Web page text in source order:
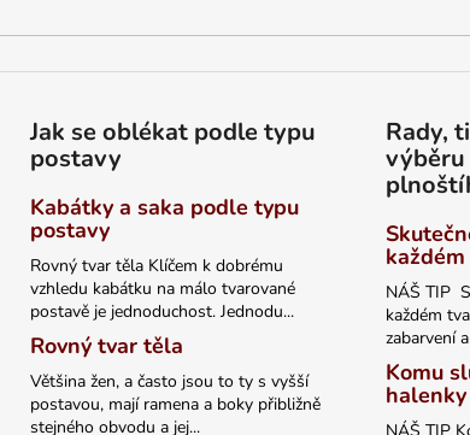
Jak se oblékat podle typu
postavy
Kabátky a saka podle typu
postavy
Rovný tvar těla Klíčem k dobrému
vzhledu kabátku na málo tvarované
postavě je jednoduchost. Jednodu...
Rovný tvar těla
Většina žen, a často jsou to ty s vyšší
postavou, mají ramena a boky přibližně
stejného obvodu a jej...
Rady,
výběru
NÁŠ TIP
každém
zabarvení
Komu